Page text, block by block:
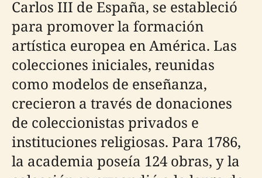
Carlos III de España, se estableció
para promover la formación
artística europea en América. Las
colecciones iniciales, reunidas
como modelos de enseñanza,
crecieron a través de donaciones
de coleccionistas privados e
instituciones religiosas. Para 1786,
la academia poseía 124 obras, y la